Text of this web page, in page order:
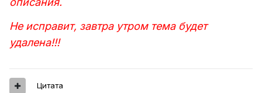
Не исправит, завтра утром тема будет
удалена!!!
Цитата